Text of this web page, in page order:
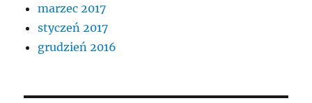
marzec 2017
styczeń 2017
grudzień 2016